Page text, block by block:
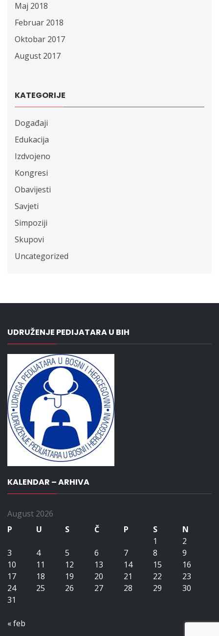
Maj 2018
Februar 2018
Oktobar 2017
August 2017
KATEGORIJE
Događaji
Edukacija
Izdvojeno
Kongresi
Obavijesti
Savjeti
Simpoziji
Skupovi
Uncategorized
UDRUŽENJE PEDIJATARA U BIH
KALENDAR – ARHIVA
August 2026
P
U S Č P S
N
1
2
3
4 5 6 7 8
9
10
11 12 13 14 15
16
17
18 19 20 21 22
23
24
25 26 27 28 29
30
31
« feb